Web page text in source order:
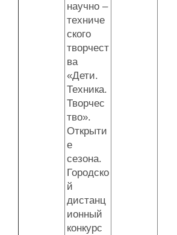
научно –
техниче
ского
творчест
ва
«Дети.
Техника.
Творчес
тво».
Открыти
е
сезона.
Городско
й
дистанц
ионный
конкурс